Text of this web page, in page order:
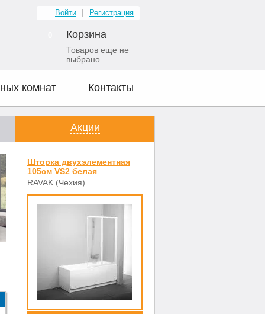
Войти Регистрация
Корзина
Товаров еще не
выбрано
комнат Контакты
Акции
Шторка двухэлементная
105см VS2 белая
RAVAK (Чехия)